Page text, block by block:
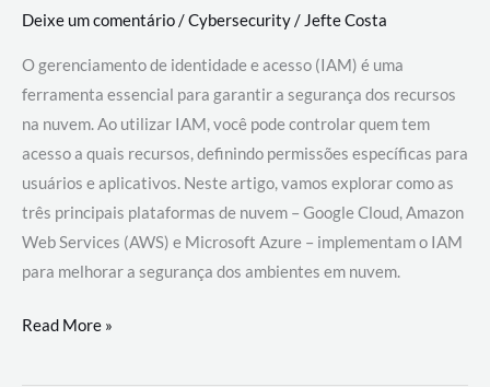
Deixe um comentário/Cybersecurity/ Jefte Costa
O gerenciamento de identidade e acesso (IAM) é uma
ferramenta essencial para garantir a segurança dos recursos
na nuvem. Ao utilizar IAM, você pode controlar quem tem
acesso a quais recursos, definindo permissões específicas para
usuários e aplicativos. Neste artigo, vamos explorar como as
três principais plataformas de nuvem – Google Cloud, Amazon
Web Services (AWS) e Microsoft Azure – implementam o IAM
para melhorar a segurança dos ambientes em nuvem.
Gerenciamento
Read More »